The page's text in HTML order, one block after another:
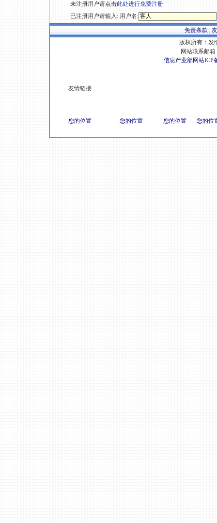
未注册用户请点击此处进行免费注册
已注册用户请输入: 用户名:
免责条款
版权所有：发
网站联系邮箱
信息产业部网站ICP
友情链接
您的位置 您的位置 您的位置 您的位